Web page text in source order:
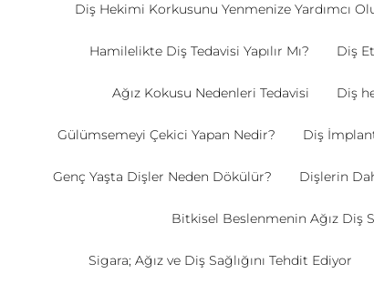
Diş Hekimi Korkusunu Yenmenize Yardımcı
Hamilelikte Diş Tedavisi Yapılır Mı? Diş
Ağız Kokusu Nedenleri Tedavisi Diş
Gülümsemeyi Çekici Yapan Nedir? Diş
Genç Yaşta Dişler Neden Dökülür? Dişlerin
Bitkisel Beslenmenin Ağız Diş
Sigara; Ağız ve Diş Sağlığını Tehdit Ediyor